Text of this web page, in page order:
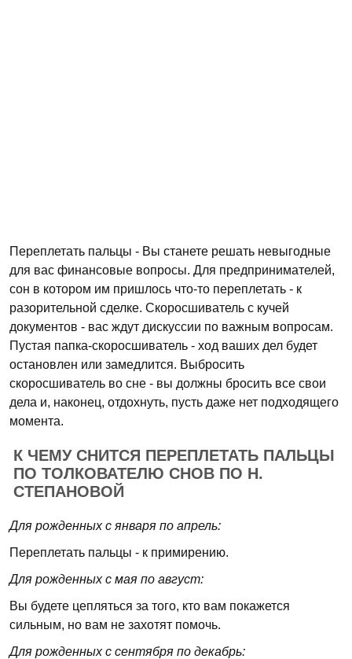
Переплетать пальцы - Вы станете решать невыгодные
для вас финансовые вопросы. Для предпринимателей,
сон в котором им пришлось что-то переплетать - к
разорительной сделке. Скоросшиватель с кучей
документов - вас ждут дискуссии по важным вопросам.
Пустая папка-скоросшиватель - ход ваших дел будет
остановлен или замедлится. Выбросить
скоросшиватель во сне - вы должны бросить все свои
дела и, наконец, отдохнуть, пусть даже нет подходящего
момента.
К ЧЕМУ СНИТСЯ ПЕРЕПЛЕТАТЬ ПАЛЬЦЫ
ПО ТОЛКОВАТЕЛЮ СНОВ ПО Н.
СТЕПАНОВОЙ
Для рожденных с января по апрель:
Переплетать пальцы - к примирению.
Для рожденных с мая по август:
Вы будете цепляться за того, кто вам покажется
сильным, но вам не захотят помочь.
Для рожденных с сентября по декабрь: